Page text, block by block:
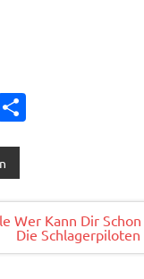
n
Wer Kann Dir
Die Schlagerpiloten